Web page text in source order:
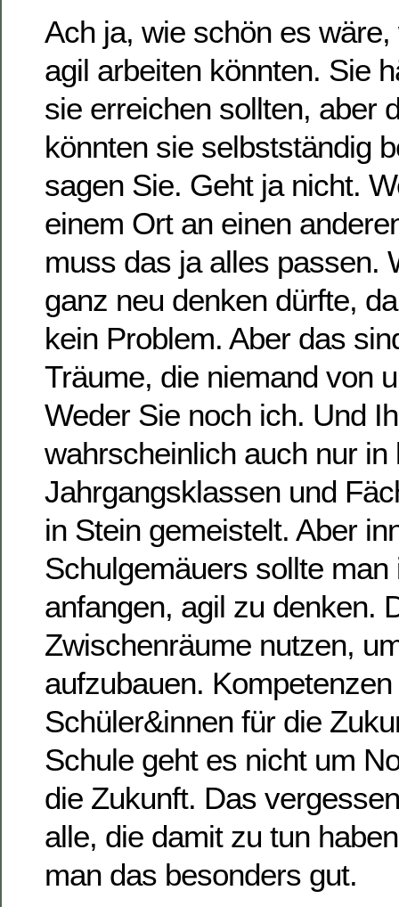
Ach ja, wie schön es
agil arbeiten könnten. Sie
sie erreichen sollten, aber
könnten sie selbstständig
sagen Sie. Geht ja nicht.
einem Ort an einen
muss das ja alles passen.
ganz neu denken dürfte,
kein Problem. Aber das
Träume, die niemand von
Weder Sie noch ich. Und
wahrscheinlich auch nur in
Jahrgangsklassen und
in Stein gemeistelt. Aber
Schulgemäuers sollte
anfangen, agil zu denken.
Zwischenräume nutzen,
aufzubauen.
Schüler&innen für die
Schule geht es nicht um
die Zukunft. Das
alle, die damit zu tun
man das besonders gut.